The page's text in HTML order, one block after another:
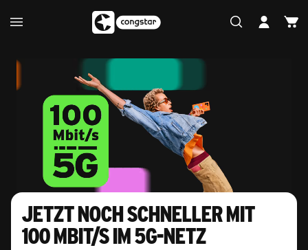
Jetzt noch schneller mit
100 Mbit/s im 5G-Netz